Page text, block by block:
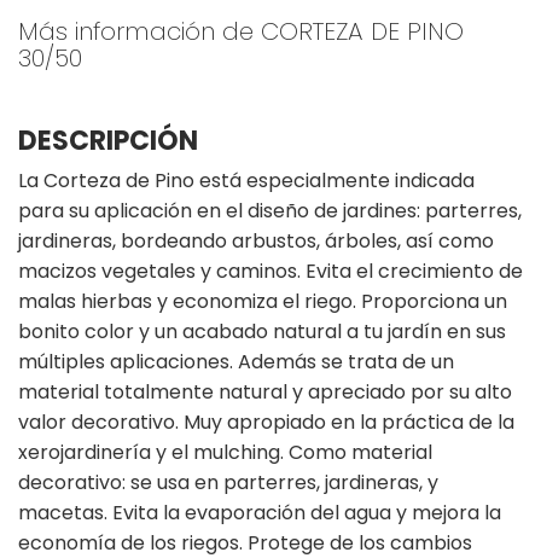
Más información de CORTEZA DE PINO
30/50
DESCRIPCIÓN
La Corteza de Pino está especialmente indicada
para su aplicación en el diseño de jardines: parterres,
jardineras, bordeando arbustos, árboles, así como
macizos vegetales y caminos. Evita el crecimiento de
malas hierbas y economiza el riego. Proporciona un
bonito color y un acabado natural a tu jardín en sus
múltiples aplicaciones. Además se trata de un
material totalmente natural y apreciado por su alto
valor decorativo. Muy apropiado en la práctica de la
xerojardinería y el mulching. Como material
decorativo: se usa en parterres, jardineras, y
macetas. Evita la evaporación del agua y mejora la
economía de los riegos. Protege de los cambios